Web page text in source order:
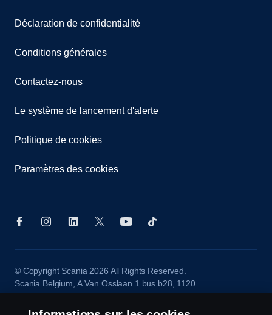
Déclaration de confidentialité
Conditions générales
Contactez-nous
Le système de lancement d'alerte
Politique de cookies
Paramètres des cookies
© Copyright Scania 2026 All Rights Reserved.
Scania Belgium, A.Van Osslaan 1 bus b28, 1120